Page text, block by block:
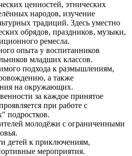
ценностей, этнических
народов, изучение
традиций. Здесь уместно
обрядов, праздников, музыки,
ремесла.
опыта у воспитанников
младших классов.
подхода к размышлениям,
а также
на окружающих.
за каждое принятое
при работе с
подростков.
молодёжи с ограниченными
детей к приключениям,
мероприятия.